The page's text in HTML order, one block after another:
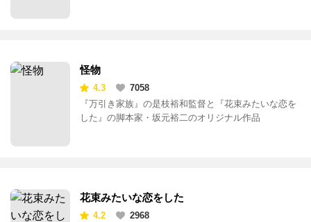
怪物
4.3
7058
『万引き家族』の是枝裕和監督と『花束みたいな恋を
した』の脚本家・坂元裕二のオリジナル作品
花束みたいな恋をした
4.2 2968